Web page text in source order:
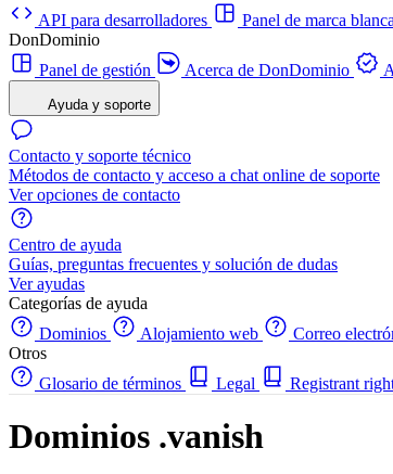
API para desarrolladores
Panel de marca blanca
DonDominio
Panel de gestión
Acerca de DonDominio
Ayuda y soporte
Contacto y soporte técnico
Métodos de contacto y acceso a chat online de soporte
Ver opciones de contacto
Centro de ayuda
Guías, preguntas frecuentes y solución de dudas
Ver ayudas
Categorías de ayuda
Dominios
Alojamiento web Correo
Otros
Glosario de términos
Legal Registrant
Dominios .vanish